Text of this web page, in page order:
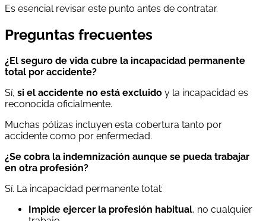
Es esencial revisar este punto antes de contratar.
Preguntas frecuentes
¿El seguro de vida cubre la incapacidad permanente
total por accidente?
Sí, si el accidente no está excluido y la incapacidad es
reconocida oficialmente.
Muchas pólizas incluyen esta cobertura tanto por
accidente como por enfermedad.
¿Se cobra la indemnización aunque se pueda trabajar
en otra profesión?
Sí. La incapacidad permanente total:
Impide ejercer la profesión habitual, no cualquier